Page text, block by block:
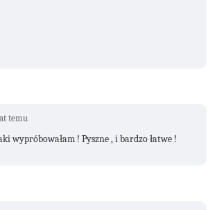
temu
wypróbowałam ! Pyszne , i bardzo łatwe !